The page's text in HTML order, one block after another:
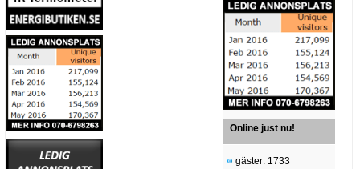
Online just nu!
gäster: 1733